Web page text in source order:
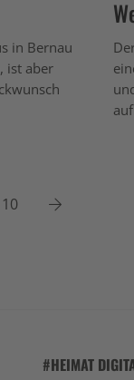
in Bernau
ist aber
10 Next
#HEIMAT